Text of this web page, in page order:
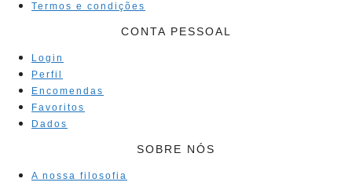
Termos e condições
CONTA PESSOAL
Login
Perfil
Encomendas
Favoritos
Dados
SOBRE NÓS
A nossa filosofia